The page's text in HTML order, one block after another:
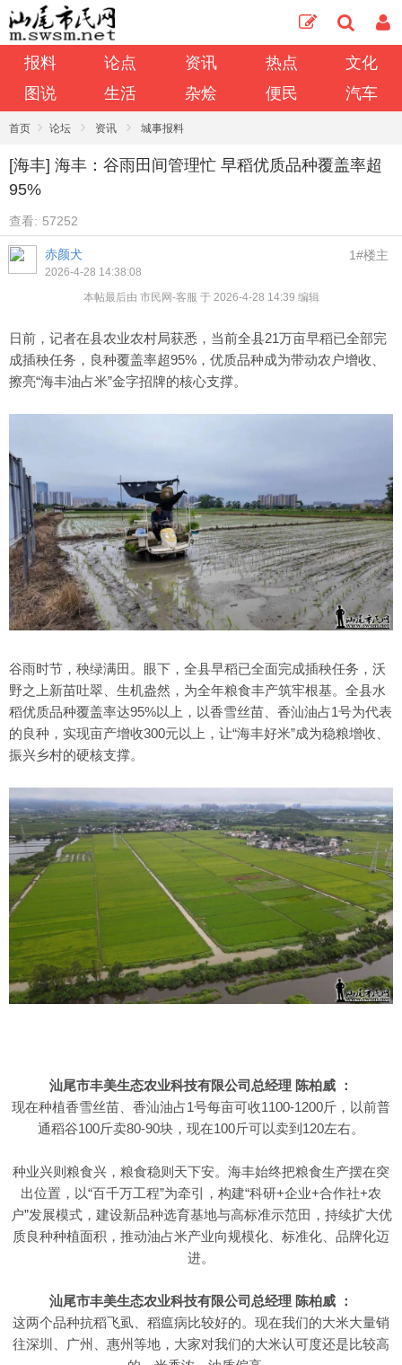
报料 论点 资讯 热点
文化
图说
生活 杂烩 便民 汽车
首页 › 论坛 › 资讯 › 城事报料
[海丰] 海丰：谷雨田间管理忙 早稻优质品种覆盖率超
95%
查看: 57252
赤颜犬
2026-4-28 14:38:08
1#楼主
本帖最后由 市民网-客服 于 2026-4-28 14:39 编辑
日前，记者在县农业农村局获悉，当前全县21万亩早稻已全部完
成插秧任务，良种覆盖率超95%，优质品种成为带动农户增收、
擦亮“海丰油占米”金字招牌的核心支撑。
谷雨时节，秧绿满田。眼下，全县早稻已全面完成插秧任务，沃
野之上新苗吐翠、生机盎然，为全年粮食丰产筑牢根基。全县水
稻优质品种覆盖率达95%以上，以香雪丝苗、香汕油占1号为代表
的良种，实现亩产增收300元以上，让“海丰好米”成为稳粮增收、
振兴乡村的硬核支撑。
汕尾市丰美生态农业科技有限公司总经理 陈柏威 ：
现在种植香雪丝苗、香汕油占1号每亩可收1100-1200斤，以前普
通稻谷100斤卖80-90块，现在100斤可以卖到120左右。
种业兴则粮食兴，粮食稳则天下安。海丰始终把粮食生产摆在突
出位置，以“百千万工程”为牵引，构建“科研+企业+合作社+农
户”发展模式，建设新品种选育基地与高标准示范田，持续扩大优
质良种种植面积，推动油占米产业向规模化、标准化、品牌化迈
进。
汕尾市丰美生态农业科技有限公司总经理 陈柏威 ：
这两个品种抗稻飞虱、稻瘟病比较好的。现在我们的大米大量销
往深圳、广州、惠州等地，大家对我们的大米认可度还是比较高